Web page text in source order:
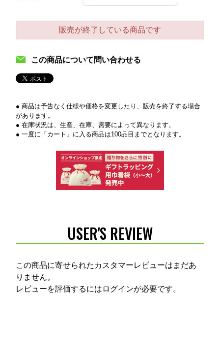
販売が終了している商品です
この商品について問い合わせる
● 商品は予告なく仕様や価格を変更したり、販売を終了する場合
があります。
● 在庫状況は、生産、在庫、需要によって異なります。
● 一度に「カート」に入る商品は100品目までとなります。
USER'S REVIEW
この商品に寄せられたカスタマーレビューはまだあ
りません。
レビューを評価するには ログインが必要です。